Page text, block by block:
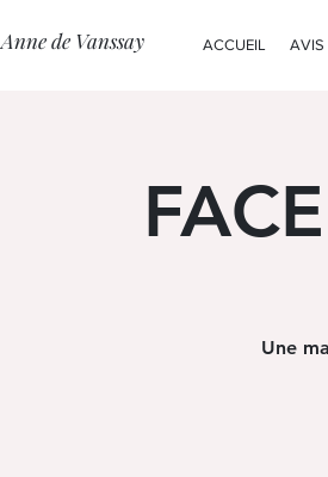
Anne de Vanssay ACCUEIL AVIS
Une